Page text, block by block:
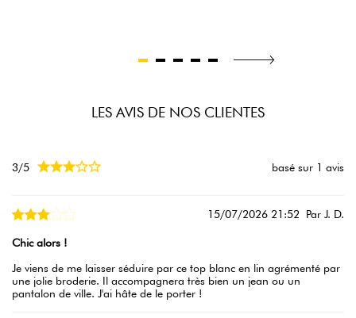
LES AVIS DE NOS CLIENTES
3/5  basé sur 1 avis
15/07/2026 21:52 Par J. D.
Chic alors !
Je viens de me laisser séduire par ce top blanc en lin agrémenté par
une jolie broderie. Il accompagnera très bien un jean ou un
pantalon de ville. J'ai hâte de le porter !